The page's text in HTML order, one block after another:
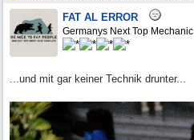
FAT AL ERROR
Germanys Next Top Mechanic
...und mit gar keiner Technik drunter...